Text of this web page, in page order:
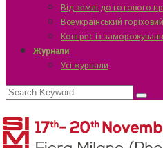
Від землі до готового
Всеукраїнський
Конгрес із
Журнали
Усі журнали